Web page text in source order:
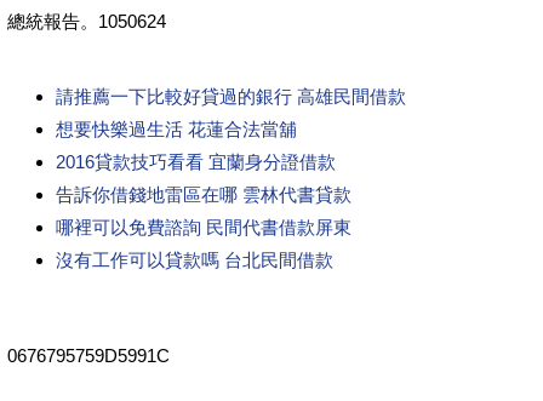
總統報告。1050624
請推薦一下比較好貸過的銀行 高雄民間借款
想要快樂過生活 花蓮合法當舖
2016貸款技巧看看 宜蘭身分證借款
告訴你借錢地雷區在哪 雲林代書貸款
哪裡可以免費諮詢 民間代書借款屏東
沒有工作可以貸款嗎 台北民間借款
0676795759D5991C